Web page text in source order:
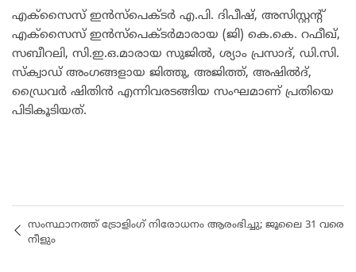
എക്സൈസ് ഇൻസ്പെക്ടർ എ.പി. ദിപീഷ്, അസിസ്റ്റന്റ്
എക്സൈസ് ഇൻസ്പെക്ടർമാരായ (ജി) കെ.കെ. റഫീഖ്,
സബീറലി, സി.ഇ.ഒ.മാരായ സുജിൽ, ശ്യാം പ്രസാദ്, ഡി.സി.
സ്ക്വാഡ് അംഗങ്ങളായ ജിത്തു, അജിത്ത്, അഷിൽദ്,
ഡ്രൈവർ ഷിതിൻ എന്നിവരടങ്ങിയ സംഘമാണ് പ്രതിയെ
പിടികൂടിയത്.
സംസ്ഥാനത്ത് ട്രോളിംഗ് നിരോധനം ആരംഭിച്ചു; ജൂലൈ 31 വരെ
നീളും